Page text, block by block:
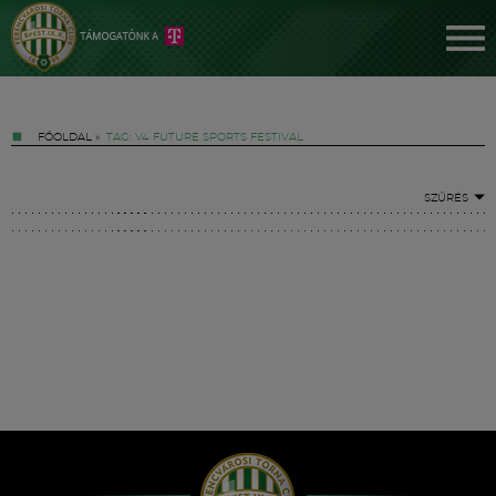
FŐOLDAL » TAG: V4 FUTURE SPORTS FESTIVAL
SZŰRÉS
Hírek